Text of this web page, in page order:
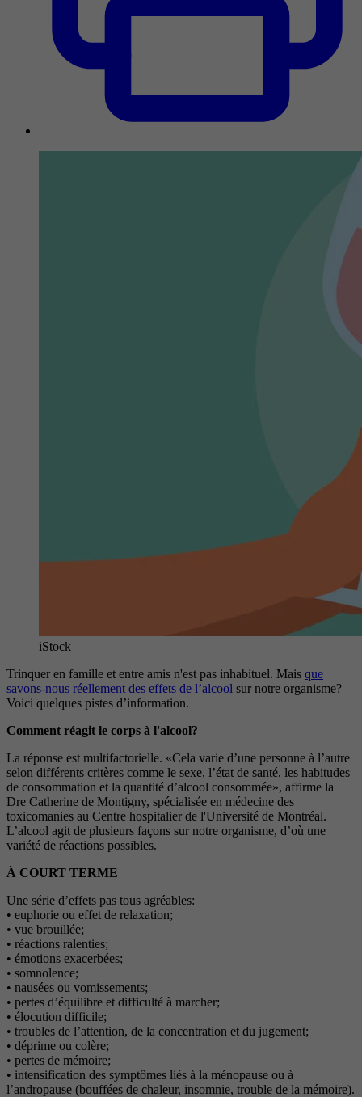
iStock
Trinquer en famille et entre amis n'est pas inhabituel. Mais que
savons-nous réellement des effets de l’alcool sur notre organisme?
Voici quelques pistes d’information.
Comment réagit le corps à l'alcool?
La réponse est multifactorielle. «Cela varie d’une personne à l’autre
selon différents critères comme le sexe, l’état de santé, les habitudes
de consommation et la quantité d’alcool consommée», affirme la
Dre Catherine de Montigny, spécialisée en médecine des
toxicomanies au Centre hospitalier de l'Université de Montréal.
L’alcool agit de plusieurs façons sur notre organisme, d’où une
variété de réactions possibles.
À COURT TERME
Une série d’effets pas tous agréables:
• euphorie ou effet de relaxation;
• vue brouillée;
• réactions ralenties;
• émotions exacerbées;
• somnolence;
• nausées ou vomissements;
• pertes d’équilibre et difficulté à marcher;
• élocution difficile;
• troubles de l’attention, de la concentration et du jugement;
• déprime ou colère;
• pertes de mémoire;
• intensification des symptômes liés à la ménopause ou à
l’andropause (bouffées de chaleur, insomnie, trouble de la mémoire).